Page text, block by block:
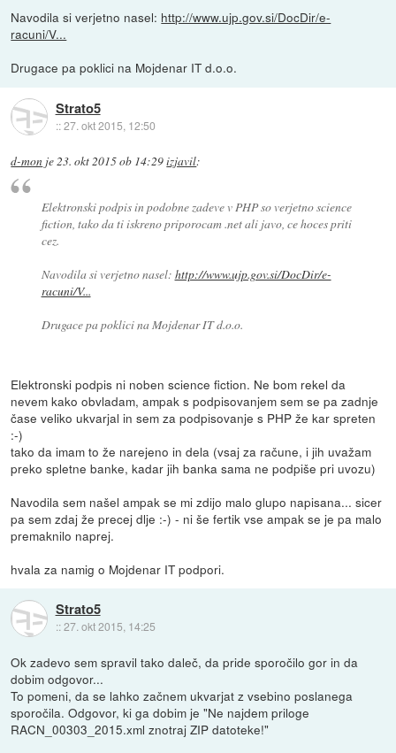
Navodila si verjetno nasel: http://www.ujp.gov.si/DocDir/e-
racuni/V...
Drugace pa poklici na Mojdenar IT d.o.o.
Strato5
::27. okt 2015, 12:50
d-mon je 23. okt 2015 ob 14:29izjavil:
Elektronski podpis in podobne zadeve v PHP so verjetno science
fiction, tako da ti iskreno priporocam .net ali javo, ce hoces priti
cez.
Navodila si verjetno nasel: http://www.ujp.gov.si/DocDir/e-
racuni/V...
Drugace pa poklici na Mojdenar IT d.o.o.
Elektronski podpis ni noben science fiction. Ne bom rekel da
nevem kako obvladam, ampak s podpisovanjem sem se pa zadnje
čase veliko ukvarjal in sem za podpisovanje s PHP že kar spreten
:-)
tako da imam to že narejeno in dela (vsaj za račune, i jih uvažam
preko spletne banke, kadar jih banka sama ne podpiše pri uvozu)
Navodila sem našel ampak se mi zdijo malo glupo napisana... sicer
pa sem zdaj že precej dlje :-) - ni še fertik vse ampak se je pa malo
premaknilo naprej.
hvala za namig o Mojdenar IT podpori.
Strato5
::27. okt 2015, 14:25
Ok zadevo sem spravil tako daleč, da pride sporočilo gor in da
dobim odgovor...
To pomeni, da se lahko začnem ukvarjat z vsebino poslanega
sporočila. Odgovor, ki ga dobim je "Ne najdem priloge
RACN_00303_2015.xml znotraj ZIP datoteke!"